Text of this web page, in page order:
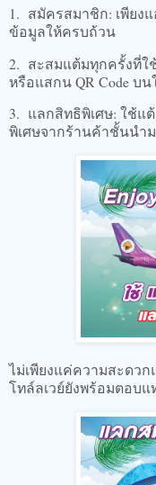
1. สมัครสมาชิก: เพียงแ
ข้อมูลให้ครบถ้วน
2. สะสมแต้มทุกครั้งที่ใ
หรือแสกน QR Code บน
3. แลกสิทธิพิเศษ: ใช้แ
พิเศษจากร้านค้าชั้นนำ
ไม่เพียงแค่ความสะดว
โทล์ลเวย์ยังพร้อมตอบ